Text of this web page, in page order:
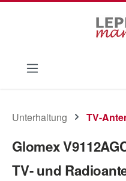
Unterhaltung TV-
Glomex
TV- und